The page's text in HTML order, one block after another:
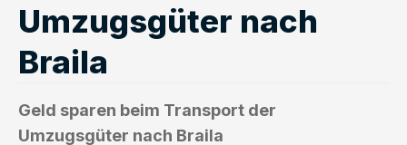
Umzugsgüter nach
Braila
Geld sparen beim Transport der
Umzugsgüter nach Braila